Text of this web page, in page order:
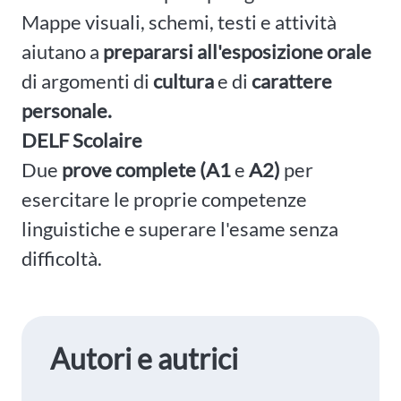
Mappe visuali, schemi, testi e attività
aiutano a prepararsi all'esposizioneorale
di argomenti diculturae dicarattere
personale.
DELF Scolaire
Due prove complete (A1eA2) per
esercitare le proprie competenze
linguistiche e superare l'esame senza
difficoltà.
Autori e autrici